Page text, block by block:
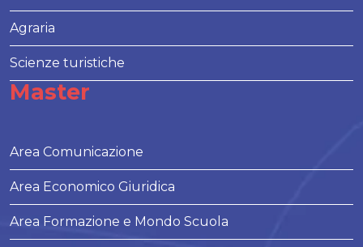
Agraria
Scienze turistiche
Master
Area Comunicazione
Area Economico Giuridica
Area Formazione e Mondo Scuola